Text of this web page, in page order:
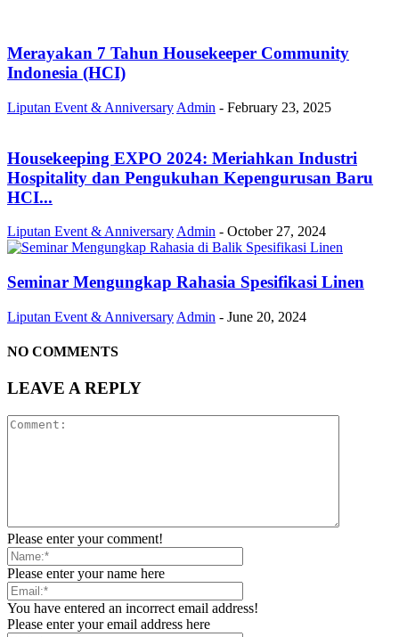
Merayakan 7 Tahun Housekeeper Community
Indonesia (HCI)
Liputan Event & Anniversary Admin - February 23, 2025
Housekeeping EXPO 2024: Meriahkan Industri
Hospitality dan Pengukuhan Kepengurusan Baru
HCI...
Liputan Event & Anniversary Admin - October 27, 2024
Seminar Mengungkap Rahasia Spesifikasi Linen
Liputan Event & Anniversary Admin - June 20, 2024
NO COMMENTS
LEAVE A REPLY
Please enter your comment!
Please enter your name here
You have entered an incorrect email address!
Please enter your email address here